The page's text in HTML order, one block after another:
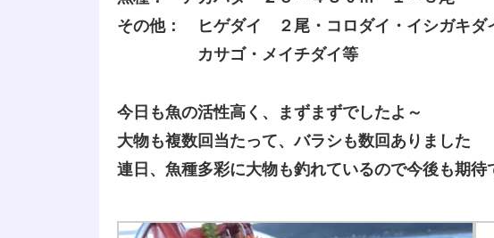
その他： ヒゲダイ ２尾・コロダイ・イシガキダ
カサゴ・メイチダイ等
今日も魚の活性高く、まずまずでしたよ～
大物も複数回当たって、バラシも数回ありました
連日、魚種多彩に大物も釣れているので今後も期待